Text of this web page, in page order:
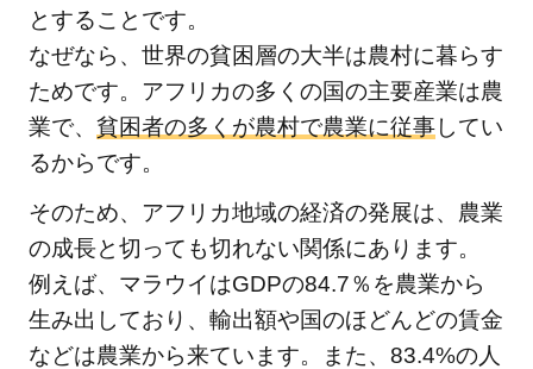
とすることです。
なぜなら、世界の貧困層の大半は農村に暮らす
ためです。アフリカの多くの国の主要産業は農
業で、 貧困者の多くが農村で農業に従事してい
るからです。
そのため、アフリカ地域の経済の発展は、農業
の成長と切っても切れない関係にあります。
例えば、マラウイはGDPの84.7％を農業から
生み出しており、輸出額や国のほどんどの賃金
などは農業から来ています。また、83.4%の人